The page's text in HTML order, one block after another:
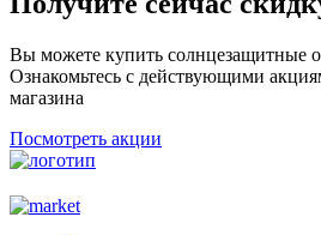
Вы можете купить солнцезащитные
Ознакомьтесь с действующими
магазина
Посмотреть акции